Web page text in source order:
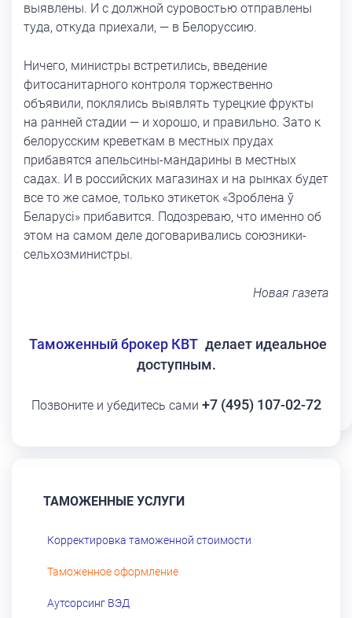
выявлены. И с должной суровостью отправлены
туда, откуда приехали, — в Белоруссию.
Ничего, министры встретились, введение
фитосанитарного контроля торжественно
объявили, поклялись выявлять турецкие фрукты
на ранней стадии — и хорошо, и правильно. Зато к
белорусским креветкам в местных прудах
прибавятся апельсины-мандарины в местных
садах. И в российских магазинах и на рынках будет
все то же самое, только этикеток «Зроблена ў
Беларусі» прибавится. Подозреваю, что именно об
этом на самом деле договаривались союзники-
сельхозминистры.
Новая газета
Таможенный брокер КВТ делает идеальное
доступным.
Позвоните и убедитесь сами +7 (495) 107-02-72
ТАМОЖЕННЫЕ УСЛУГИ
Корректировка таможенной стоимости
Таможенное оформление
Аутсорсинг ВЭД